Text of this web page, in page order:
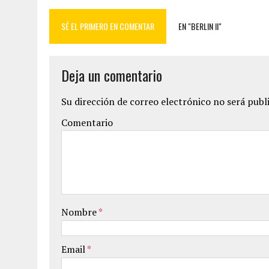
SÉ EL PRIMERO EN COMENTAR EN "BERLIN II"
Deja un comentario
Su dirección de correo electrónico no será
Comentario
Nombre*
Email*